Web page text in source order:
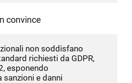
convince
non soddisfano
richiesti da GDPR,
esponendo
sanzioni e danni